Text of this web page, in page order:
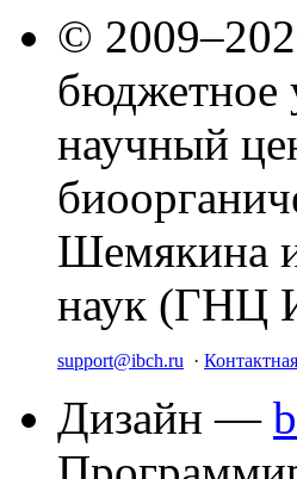
©
бюджетное
научный
Шемякина
наук (ГНЦ
support@ibch.ru ·
Дизайн —